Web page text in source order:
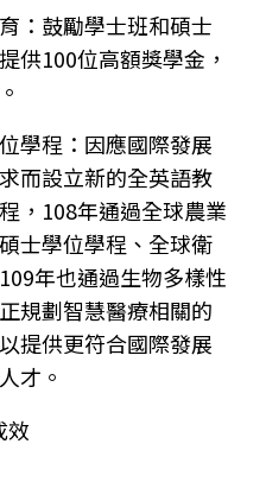
：鼓勵學士班和碩士
供100位高額獎學金，
學程：因應國際發展
而設立新的全英語教
，108年通過全球農業
士學位學程、全球衛
年也通過生物多樣性
規劃智慧醫療相關的
提供更符合國際發展
才。
效